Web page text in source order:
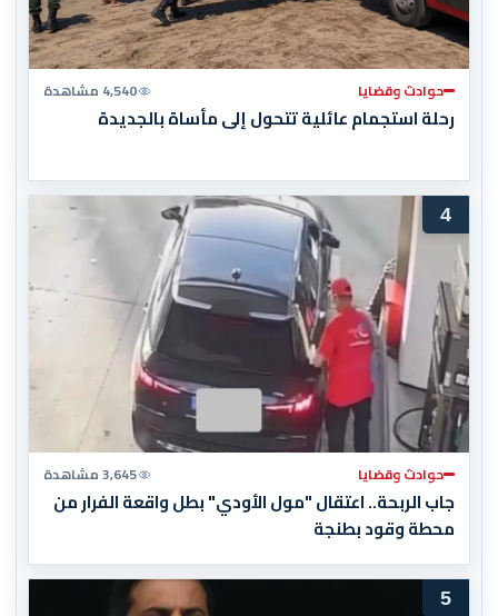
حوادث وقضايا 4,540 مشاهدة
رحلة استجمام عائلية تتحول إلى مأساة بالجديدة
4
حوادث وقضايا 3,645 مشاهدة
جاب الربحة.. اعتقال "مول الأودي" بطل واقعة الفرار من
محطة وقود بطنجة
5